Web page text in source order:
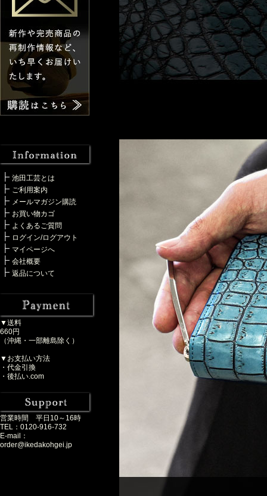
池田工芸とは
ご利用案内
メールマガジン購読
お買い物カゴ
よくあるご質問
ログイン/ログアウト
マイページへ
会社概要
返品について
▼送料
660円
（沖縄・一部離島除く）
▼お支払い方法
・代金引換
・後払い.com
営業時間 平日10～16時
TEL：0120-916-732
E-mail：
order@ikedakohgei.jp